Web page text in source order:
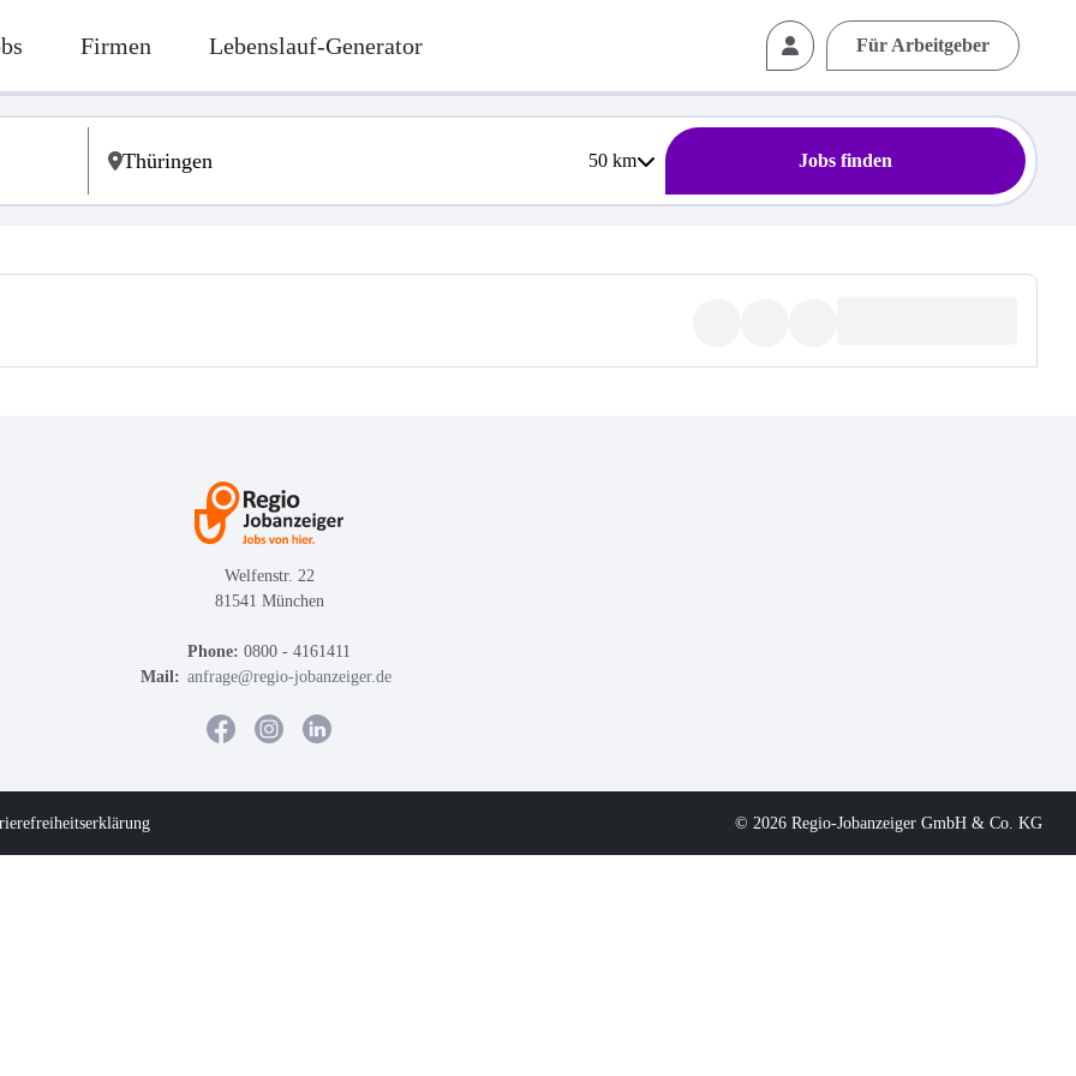
Firmen Lebenslauf-Generator Für Arbeitgeber
50km Jobs finden
Welfenstr. 22
81541 München
Phone: 0800 - 4161411
Mail: anfrage@regio-jobanzeiger.de
© 2026 Regio-Jobanzeiger GmbH & Co. KG